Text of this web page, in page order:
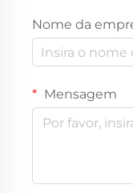
Nome da
Mensagem